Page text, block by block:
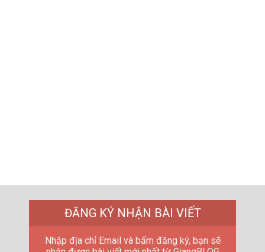
ĐĂNG KÝ NHẬN BÀI VIẾT
Nhập địa chỉ Email và bấm đăng ký, bạn sẽ